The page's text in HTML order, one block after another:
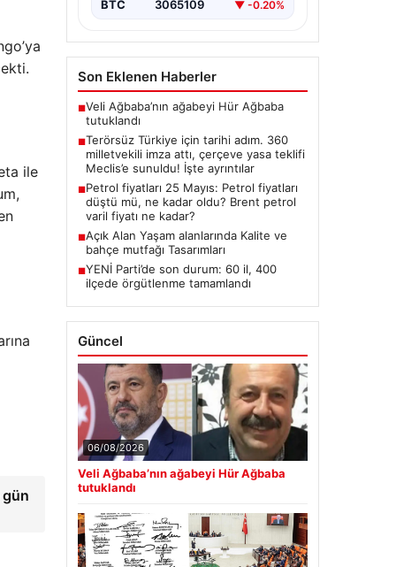
ile
gün
Milletvekilinin İmzasıyla Çerçeve
BTC 3065109 ▼ -0.20%
Son Eklenen Haberler
■Veli Ağbaba’nın ağabeyi Hür Ağbaba
tutuklandı
■Terörsüz Türkiye için tarihi adım. 360
milletvekili imza attı, çerçeve yasa teklifi
Meclis’e sunuldu! İşte ayrıntılar
■Petrol fiyatları 25 Mayıs: Petrol fiyatları
düştü mü, ne kadar oldu? Brent petrol
varil fiyatı ne kadar?
■Açık Alan Yaşam alanlarında Kalite ve
bahçe mutfağı Tasarımları
■YENİ Parti’de son durum: 60 il, 400
ilçede örgütlenme tamamlandı
Güncel
06/08/2026
Veli Ağbaba’nın ağabeyi Hür Ağbaba
tutuklandı